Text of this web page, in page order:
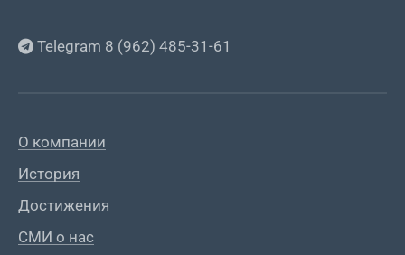
Telegram 8 (962) 485-31-61
О компании
История
Достижения
СМИ о нас